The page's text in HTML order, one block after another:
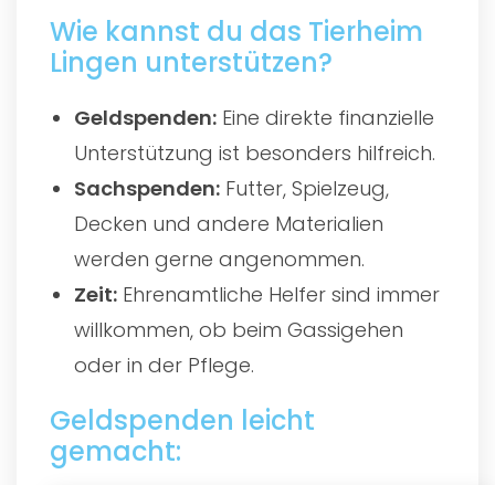
Wie kannst du das Tierheim
Lingen unterstützen?
Geldspenden: Eine direkte finanzielle
Unterstützung ist besonders hilfreich.
Sachspenden: Futter, Spielzeug,
Decken und andere Materialien
werden gerne angenommen.
Zeit: Ehrenamtliche Helfer sind immer
willkommen, ob beim Gassigehen
oder in der Pflege.
Geldspenden leicht
gemacht: